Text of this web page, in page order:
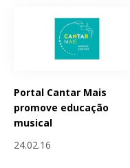
Portal Cantar Mais
promove educação
musical
24.02.16